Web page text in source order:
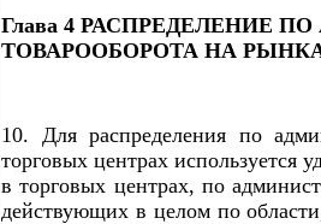
Глава 4 РАСПРЕДЕЛЕНИЕ
ТОВАРООБОРОТА НА
10. Для распределения по
торговых центрах используется
в торговых центрах, по
действующих в целом по